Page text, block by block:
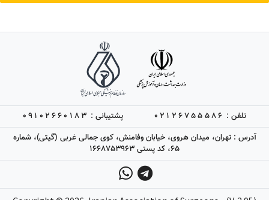
تلفن : 02126755586 پشتیبانی : 09102660183
آدرس : تهران، میدان هروی، خیابان وفامنش، کوی جمالی غربی (گیتی)، شماره
65، کد پستی 1668753963